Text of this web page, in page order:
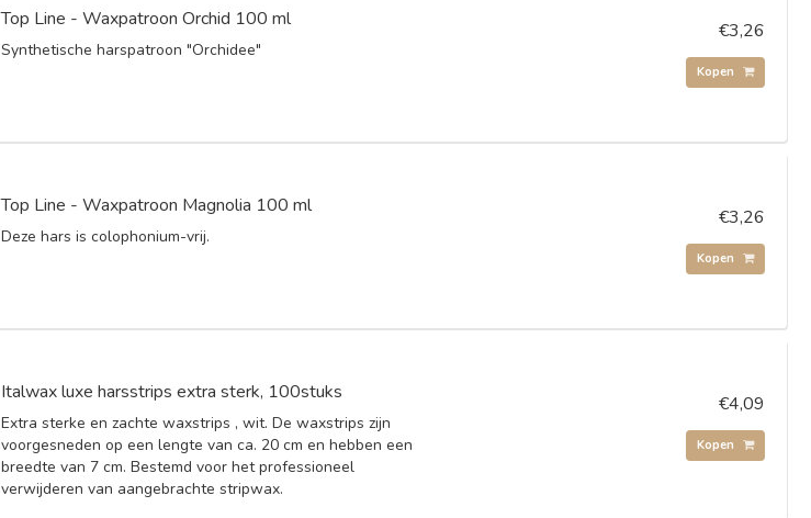
Top Line - Waxpatroon Orchid 100 ml
Synthetische harspatroon "Orchidee"
€3,26
Kopen
Top Line - Waxpatroon Magnolia 100 ml
Deze hars is colophonium-vrij.
€3,26
Kopen
Italwax luxe harsstrips extra sterk, 100stuks
Extra sterke en zachte waxstrips , wit. De waxstrips zijn
voorgesneden op een lengte van ca. 20 cm en hebben een
breedte van 7 cm. Bestemd voor het professioneel
verwijderen van aangebrachte stripwax.
€4,09
Kopen